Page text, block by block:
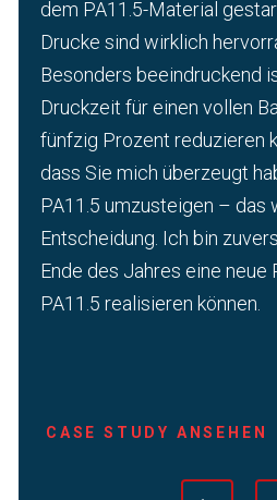
dem PA11.5-Material
Drucke sind wirklich
Besonders beeindruckend
Druckzeit für einen vollen
fünfzig Prozent reduzieren
dass Sie mich überzeugt
PA11.5 umzusteigen – das
Entscheidung. Ich bin
Ende des Jahres eine neue
PA11.5 realisieren können.
CASE STUDY ANSEHEN